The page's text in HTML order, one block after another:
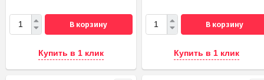
В корзину
Купить в 1 клик
В корзину
Купить в 1 клик